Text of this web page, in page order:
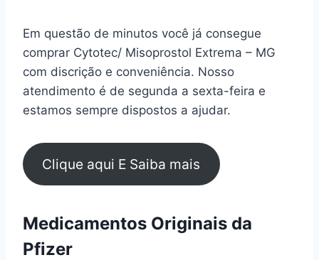
Em questão de minutos você já consegue
comprar Cytotec/ Misoprostol Extrema – MG
com discrição e conveniência. Nosso
atendimento é de segunda a sexta-feira e
estamos sempre dispostos a ajudar.
Clique aqui E Saiba mais
Medicamentos Originais da
Pfizer